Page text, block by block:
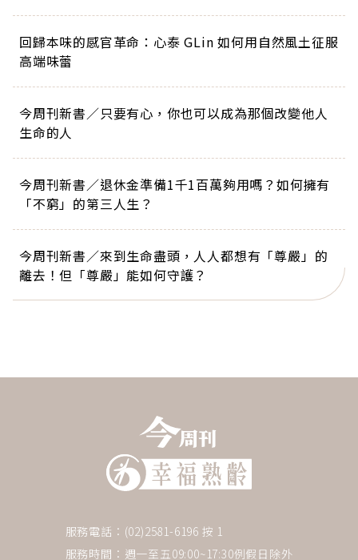
回歸本味的感官革命：心泰 GLin 如何用自然風土征服
高端味蕾
今周刊新書／只要有心，你也可以成為那個改變他人
生命的人
今周刊新書／退休金準備1千1百萬夠用嗎？如何擁有
「不窮」的第三人生？
今周刊新書／來到生命盡頭，人人都想有「尊嚴」的
離去！但「尊嚴」能如何守護？
服務電話：(02)2581-6196 按 1
服務時間：週一至五09:00~17:30例假日除外